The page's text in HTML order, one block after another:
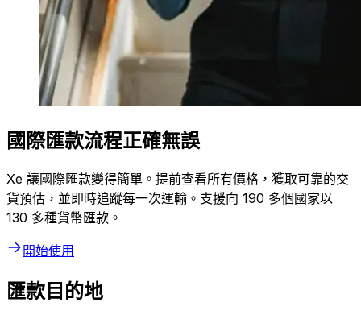
國際匯款流程正確無誤
Xe 讓國際匯款變得簡單。提前查看所有價格，獲取可靠的交
貨預估，並即時追蹤每一次運輸。支援向 190 多個國家以
130 多種貨幣匯款。
開始使用
匯款目的地